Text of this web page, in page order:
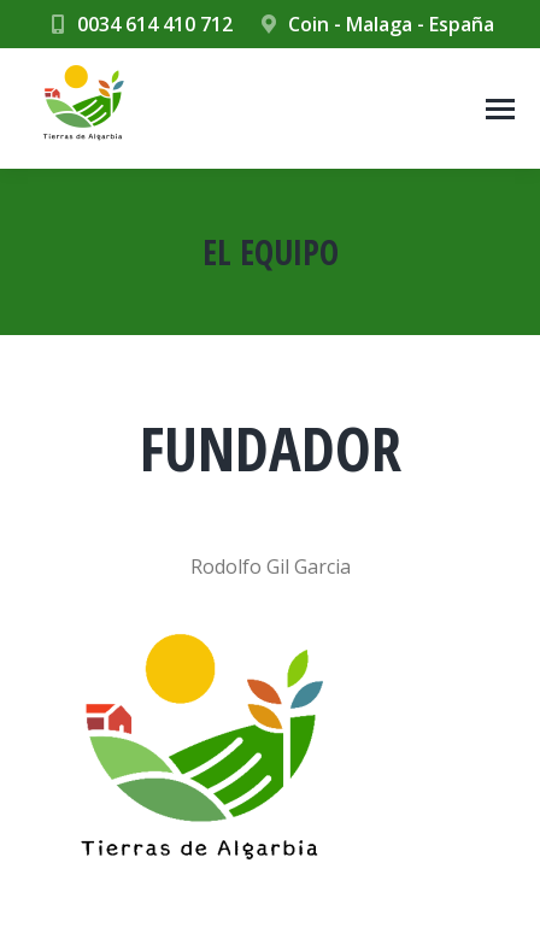
0034 614 410 712 Coin - Malaga - España
EL EQUIPO
FUNDADOR
Rodolfo Gil Garcia